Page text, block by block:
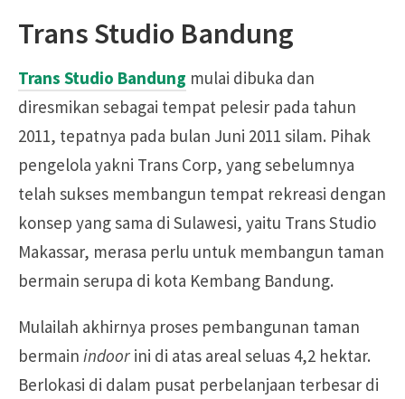
Trans Studio Bandung
Trans Studio Bandung mulai dibuka dan
diresmikan sebagai tempat pelesir pada tahun
2011, tepatnya pada bulan Juni 2011 silam. Pihak
pengelola yakni Trans Corp, yang sebelumnya
telah sukses membangun tempat rekreasi dengan
konsep yang sama di Sulawesi, yaitu Trans Studio
Makassar, merasa perlu untuk membangun taman
bermain serupa di kota Kembang Bandung.
Mulailah akhirnya proses pembangunan taman
bermain indoor ini di atas areal seluas 4,2 hektar.
Berlokasi di dalam pusat perbelanjaan terbesar di